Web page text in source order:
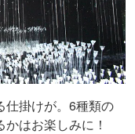
仕掛けが。6種類の
かはお楽しみに！